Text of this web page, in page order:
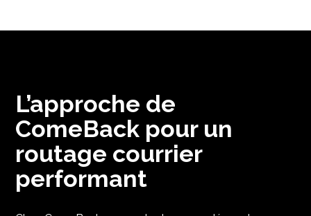
L’approche de
ComeBack pour un
routage courrier
performant